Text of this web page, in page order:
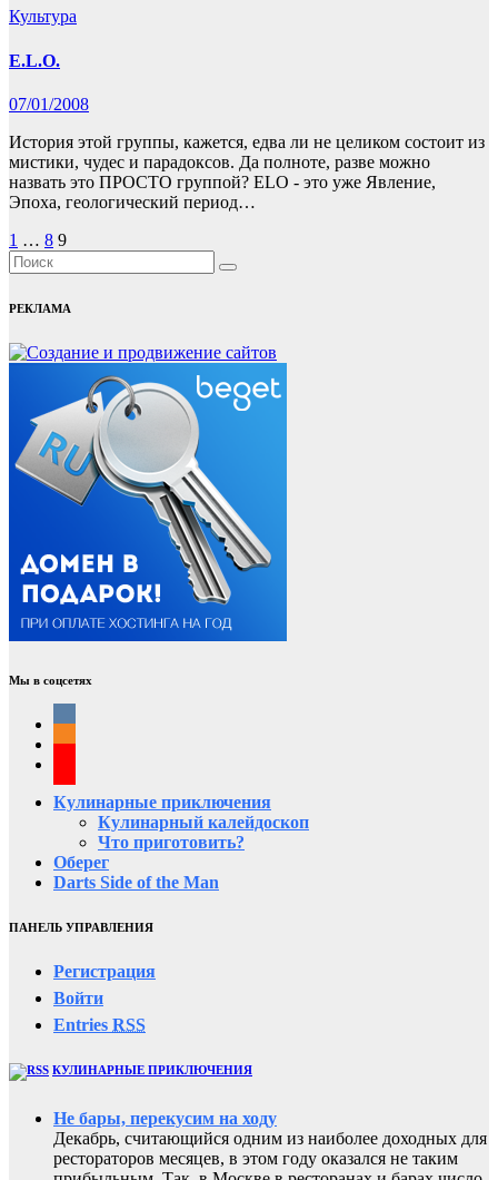
Культура
E.L.O.
07/01/2008
История этой группы, кажется, едва ли не целиком состоит из
мистики, чудес и парадоксов. Да полноте, разве можно
назвать это ПРОСТО группой? ELO - это уже Явление,
Эпоха, геологический период…
Пагинация
записей
1 … 8 9
РЕКЛАМА
Мы в соцсетях
Кулинарные приключения
Кулинарный калейдоскоп
Что приготовить?
Оберег
Darts Side of the Man
ПАНЕЛЬ УПРАВЛЕНИЯ
Регистрация
Войти
Entries RSS
КУЛИНАРНЫЕ ПРИКЛЮЧЕНИЯ
Не бары, перекусим на ходу
Декабрь, считающийся одним из наиболее доходных для
рестораторов месяцев, в этом году оказался не таким